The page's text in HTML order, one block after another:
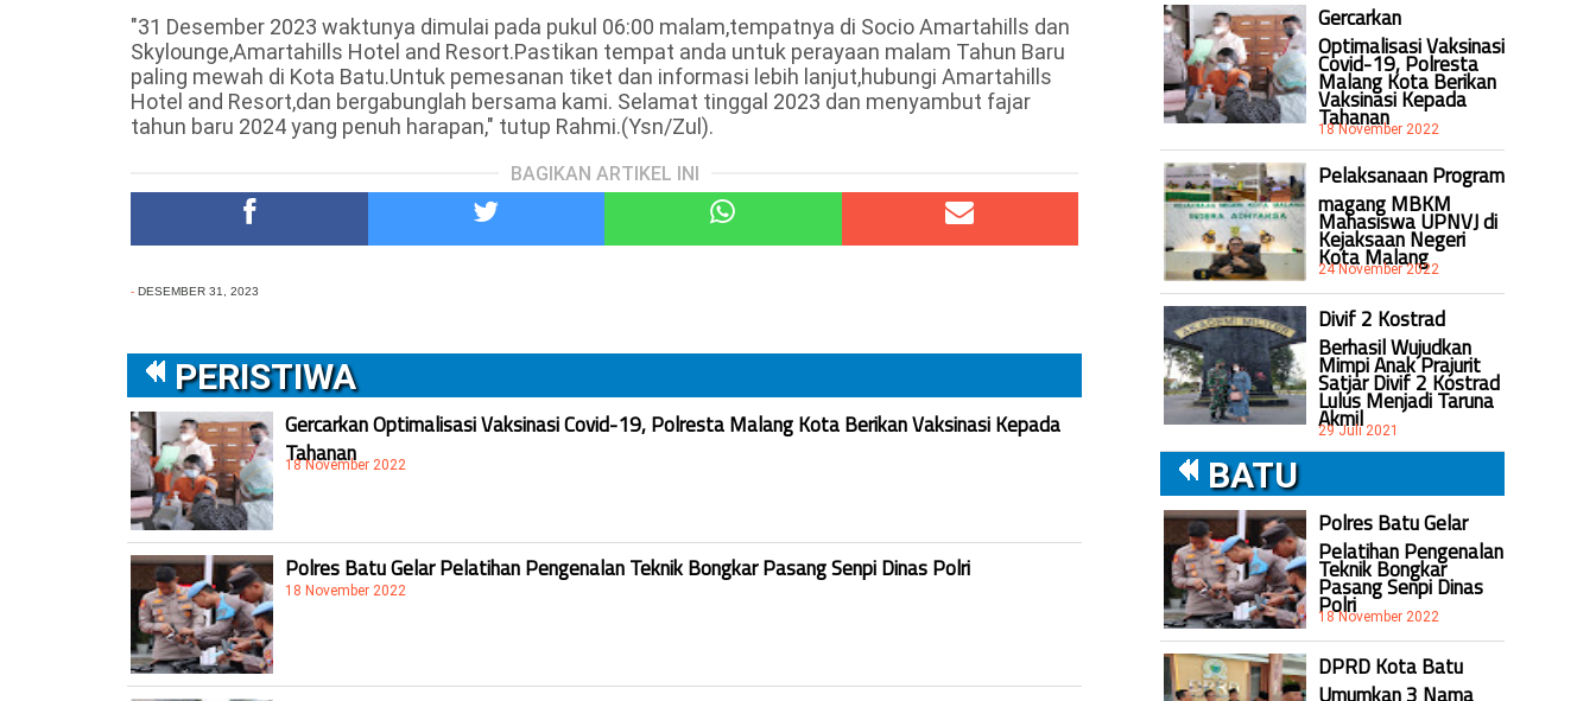
"31 Desember 2023 waktunya dimulai pada pukul 06:00 malam,tempatnya di Socio Amartahills dan
Skylounge,Amartahills Hotel and Resort.Pastikan tempat anda untuk perayaan malam Tahun Baru
paling mewah di Kota Batu.Untuk pemesanan tiket dan informasi lebih lanjut,hubungi Amartahills
Hotel and Resort,dan bergabunglah bersama kami. Selamat tinggal 2023 dan menyambut fajar
tahun baru 2024 yang penuh harapan," tutup Rahmi.(Ysn/Zul).
BAGIKAN ARTIKEL INI
- DESEMBER 31, 2023
PERISTIWA
Gercarkan Optimalisasi Vaksinasi Covid-19, Polresta Malang Kota Berikan Vaksinasi Kepada
Tahanan
18 November 2022
Polres Batu Gelar Pelatihan Pengenalan Teknik Bongkar Pasang Senpi Dinas Polri
18 November 2022
Gercarkan
Optimalisasi Vaksinasi
Covid-19, Polresta
Malang Kota Berikan
Vaksinasi Kepada
Tahanan
18 November 2022
Pelaksanaan Program
magang MBKM
Mahasiswa UPNVJ di
Kejaksaan Negeri
Kota Malang
24 November 2022
Divif 2 Kostrad
Berhasil Wujudkan
Mimpi Anak Prajurit
Satjar Divif 2 Kostrad
Lulus Menjadi Taruna
Akmil
29 Juli 2021
BATU
Polres Batu Gelar
Pelatihan Pengenalan
Teknik Bongkar
Pasang Senpi Dinas
Polri
18 November 2022
DPRD Kota Batu
Umumkan 3 Nama